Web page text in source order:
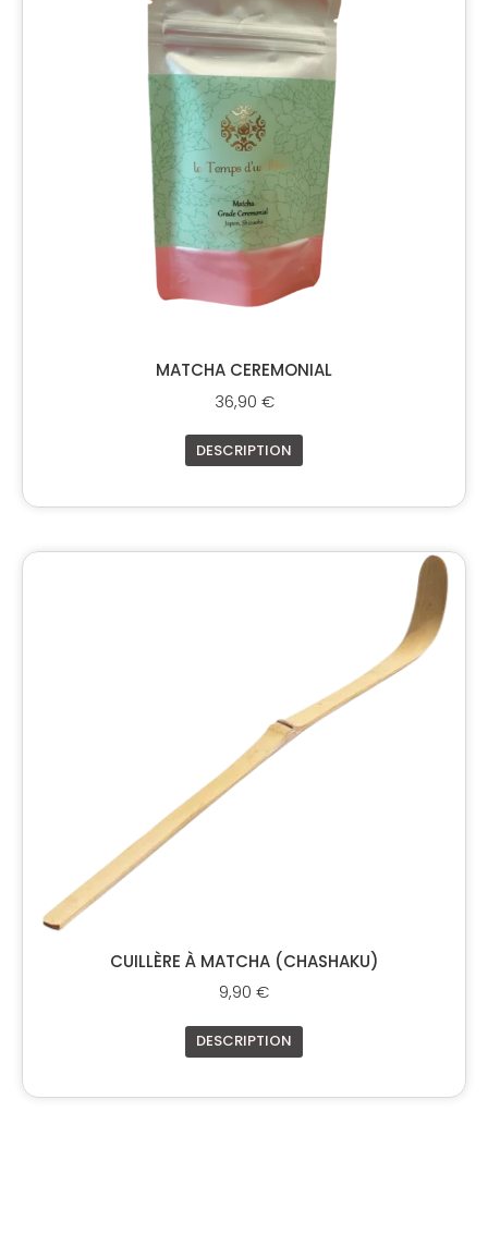
MATCHA CEREMONIAL
36,90 €
DESCRIPTION
CUILLÈRE À MATCHA (CHASHAKU)
9,90 €
DESCRIPTION